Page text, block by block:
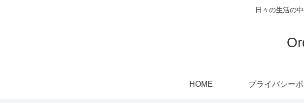
日々の生活の
HOME プライバシー